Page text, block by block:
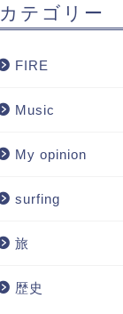
カテゴリー
FIRE
Music
My opinion
surfing
旅
歴史